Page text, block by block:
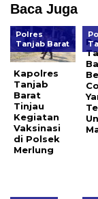
Baca Juga
Polres
Tanjab Barat
Kapolres
Tanjab
Barat
Tinjau
Kegiatan
Vaksinasi
di Polsek
Merlung